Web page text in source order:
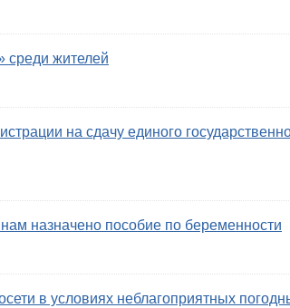
среди жителей
на сдачу единого
назначено пособие по беременности
в условиях неблагоприятных